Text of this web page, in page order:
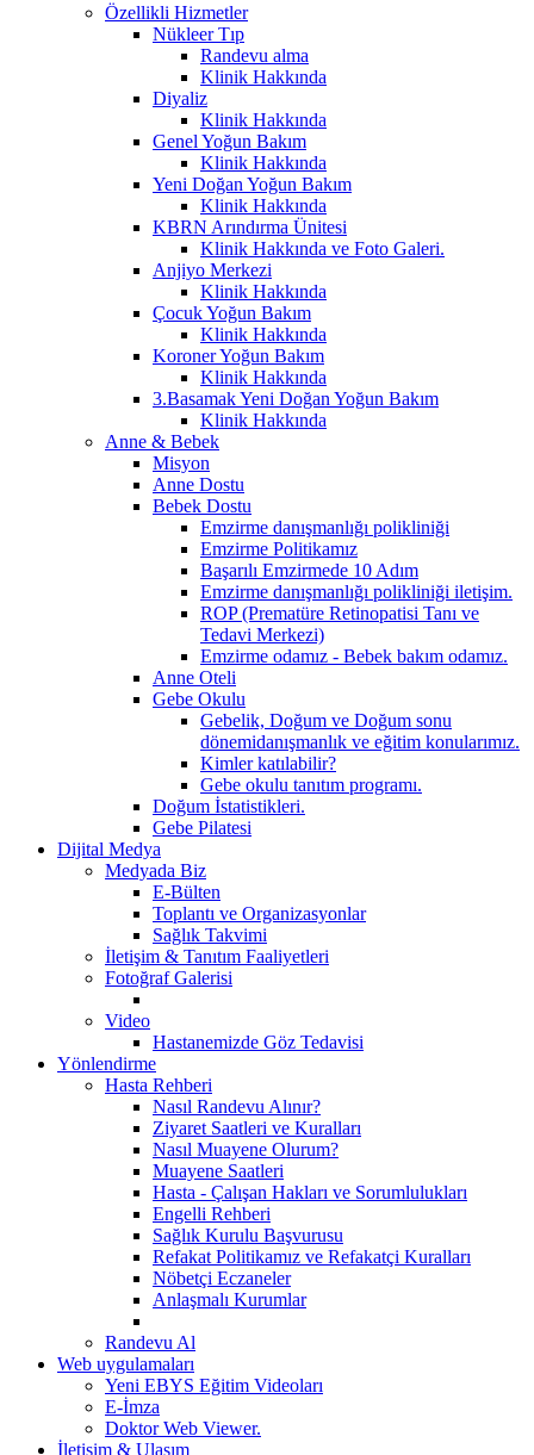
Özellikli Hizmetler
Nükleer Tıp
Randevu alma
Klinik Hakkında
Diyaliz
Klinik Hakkında
Genel Yoğun Bakım
Klinik Hakkında
Yeni Doğan Yoğun Bakım
Klinik Hakkında
KBRN Arındırma Ünitesi
Klinik Hakkında ve Foto Galeri.
Anjiyo Merkezi
Klinik Hakkında
Çocuk Yoğun Bakım
Klinik Hakkında
Koroner Yoğun Bakım
Klinik Hakkında
3.Basamak Yeni Doğan Yoğun Bakım
Klinik Hakkında
Anne & Bebek
Misyon
Anne Dostu
Bebek Dostu
Emzirme danışmanlığı polikliniği
Emzirme Politikamız
Başarılı Emzirmede 10 Adım
Emzirme danışmanlığı polikliniği iletişim.
ROP (Prematüre Retinopatisi Tanı ve
Tedavi Merkezi)
Emzirme odamız - Bebek bakım odamız.
Anne Oteli
Gebe Okulu
Gebelik, Doğum ve Doğum sonu
dönemidanışmanlık ve eğitim konularımız.
Kimler katılabilir?
Gebe okulu tanıtım programı.
Doğum İstatistikleri.
Gebe Pilatesi
Dijital Medya
Medyada Biz
E-Bülten
Toplantı ve Organizasyonlar
Sağlık Takvimi
İletişim & Tanıtım Faaliyetleri
Fotoğraf Galerisi
Video
Hastanemizde Göz Tedavisi
Yönlendirme
Hasta Rehberi
Nasıl Randevu Alınır?
Ziyaret Saatleri ve Kuralları
Nasıl Muayene Olurum?
Muayene Saatleri
Hasta - Çalışan Hakları ve Sorumlulukları
Engelli Rehberi
Sağlık Kurulu Başvurusu
Refakat Politikamız ve Refakatçi Kuralları
Nöbetçi Eczaneler
Anlaşmalı Kurumlar
Randevu Al
Web uygulamaları
Yeni EBYS Eğitim Videoları
E-İmza
Doktor Web Viewer.
İletişim & Ulaşım